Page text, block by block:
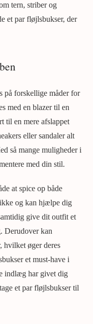
tern, striber og
et par fløjlsbukser, der
på forskellige måder for
med en blazer til en
til en mere afslappet
eller sandaler alt
så mange muligheder i
med din stil.
at spice op både
og kan hjælpe dig
give dit outfit et
Derudover kan
hvilket øger deres
et must-have i
indlæg har givet dig
et par fløjlsbukser til